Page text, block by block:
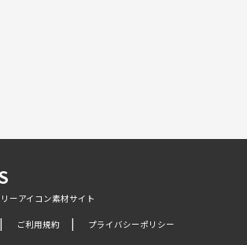
ーアイコン素材サイト
ご利用規約 プライバシーポリシー